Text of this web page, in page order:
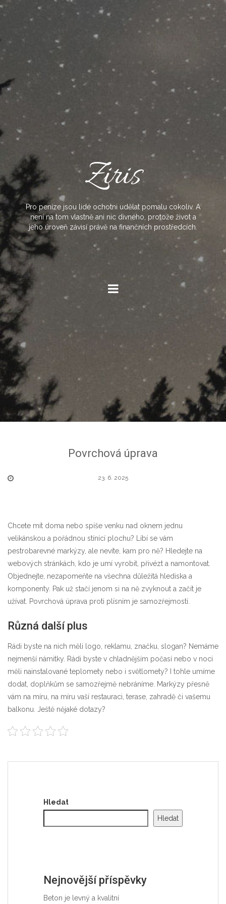
Skip
to
Ziris
Pro peníze jsou lidé ochotni udělat pomalu cokoliv. A
není na tom vlastně ani nic divného, protože život a
jeho úroveň závisí právě na finančních prostředcích.
Povrchová úprava
23. 6. 2025
Chcete mít doma nebo spíše venku nad oknem jednu
velikánskou a pořádnou stínící plochu? Líbí se vám
pestrobarevné markýzy, ale nevíte, kam pro ně? Hledejte na
webových stránkách, kdo je umí vyrobit, přivézt a namontovat.
Objednejte, nezapomeňte na všechna důležitá hlediska a
komponenty. Pak už stačí jenom si na ně zvyknout a začít je
užívat. Povrchová úprava proti plísním je samozřejmostí.
Různá další plus
Rádi byste na nich měli logo, reklamu, značku, slogan? Nemáme
nejmenší námitky. Rádi byste v chladnějším počasí nebo v noci
měli nainstalované teplomety nebo i světlomety? I tohle umíme
dodat, doplňkům se samozřejmě nebráníme. Markýzy přesně
vám na míru, na míru vaší restauraci, terase, zahradě či vašemu
balkonu. Ještě nějaké dotazy?
Hledat
Hledat
Nejnovější příspěvky
Beton je levný a kvalitní